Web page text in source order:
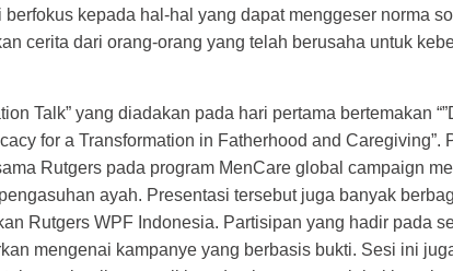
kepada hal-hal yang dapat menggeser norma
cerita dari orang-orang yang telah berusaha untuk
Talk” yang diadakan pada hari pertama bertemakan
for a Transformation in Fatherhood and Caregiving”.
Rutgers pada program MenCare global campaign
ayah. Presentasi tersebut juga banyak
Rutgers WPF Indonesia. Partisipan yang hadir pada
mengenai kampanye yang berbasis bukti. Sesi ini